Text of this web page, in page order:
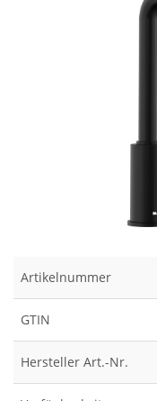
Artikelnummer
GTIN
Hersteller Art.-Nr.